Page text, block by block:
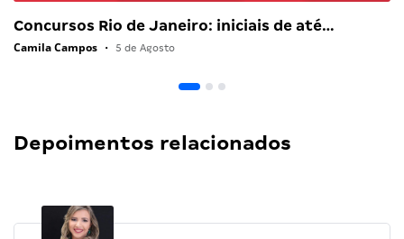
Concursos Rio de Janeiro: iniciais de até…
Camila Campos • 5 de Agosto
Depoimentos relacionados